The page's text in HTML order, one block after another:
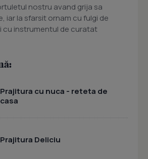
nostru avand grija sa
iar la sfarsit ornam cu fulgi de
instrumentul de curatat
Prajitura cu nuca - reteta de
casa
Prajitura Deliciu